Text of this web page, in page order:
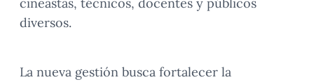
diversos.
La nueva gestión busca fortalecer la